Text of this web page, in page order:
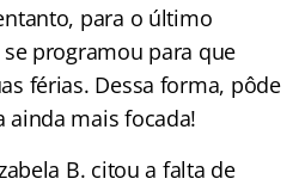
para o último
se programou para que
férias. Dessa forma, pôde
ainda mais focada!
B. citou a falta de